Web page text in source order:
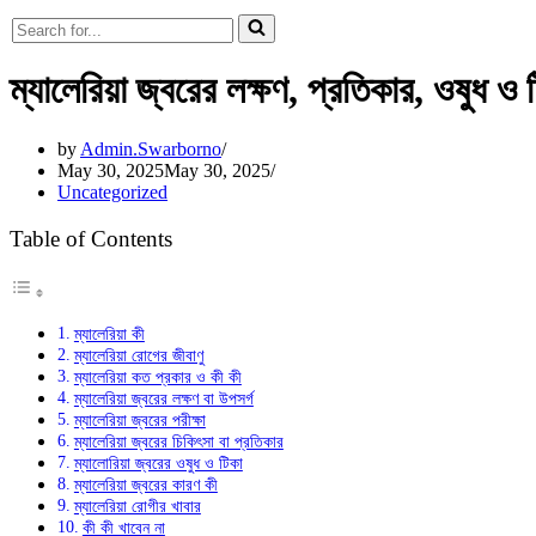
Search
for...
ম্যালেরিয়া জ্বরের লক্ষণ, প্রতিকার, ওষুধ ও
by Admin.Swarborno
May 30, 2025May 30, 2025
Uncategorized
Table of Contents
ম্যালেরিয়া কী
ম্যালেরিয়া রোগের জীবাণু
ম্যালেরিয়া কত প্রকার ও কী কী
ম্যালেরিয়া জ্বরের লক্ষণ বা উপসর্গ
ম্যালেরিয়া জ্বরের পরীক্ষা
ম্যালেরিয়া জ্বরের চিকিৎসা বা প্রতিকার
ম্যালােরিয়া জ্বরের ওষুধ ও টিকা
ম্যালেরিয়া জ্বরের কারণ কী
ম্যালেরিয়া রোগীর খাবার
কী কী খাবেন না